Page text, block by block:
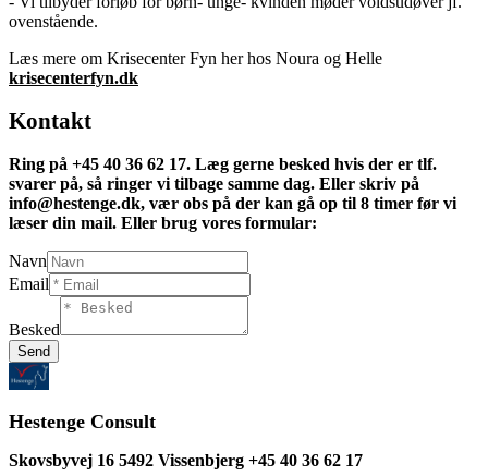
ovenstående.
Læs mere om Krisecenter Fyn her hos Noura og Helle
krisecenterfyn.dk
Kontakt
Ring på +45 40 36 62 17. Læg gerne besked hvis der er tlf.
svarer på, så ringer vi tilbage samme dag. Eller skriv på
info@hestenge.dk, vær obs på der kan gå op til 8 timer før vi
læser din mail. Eller brug vores formular:
Navn
Email
Besked
Send
Hestenge Consult
Skovsbyvej 16 5492 Vissenbjerg +45 40 36 62 17